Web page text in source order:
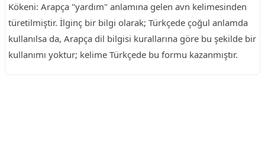
Kökeni: Arapça "yardım" anlamına gelen avn kelimesinden
türetilmiştir. İlginç bir bilgi olarak; Türkçede çoğul anlamda
kullanılsa da, Arapça dil bilgisi kurallarına göre bu şekilde bir
kullanımı yoktur; kelime Türkçede bu formu kazanmıştır.